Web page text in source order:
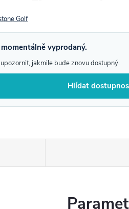
Golf
vyprodaný.
jakmile bude znovu dostupný.
Hlídat